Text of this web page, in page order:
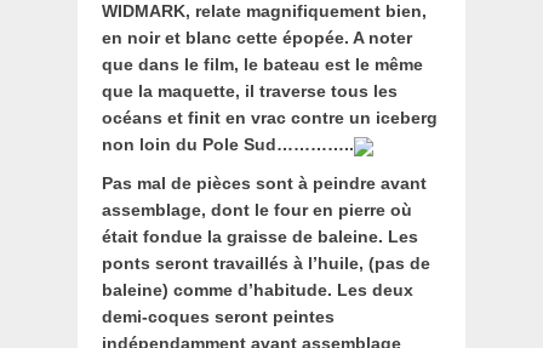
WIDMARK, relate magnifiquement bien,
en noir et blanc cette épopée. A noter
que dans le film, le bateau est le même
que la maquette, il traverse tous les
océans et finit en vrac contre un iceberg
non loin du Pole Sud…………..
Pas mal de pièces sont à peindre avant
assemblage, dont le four en pierre où
était fondue la graisse de baleine. Les
ponts seront travaillés à l’huile, (pas de
baleine) comme d’habitude. Les deux
demi-coques seront peintes
indépendamment avant assemblage